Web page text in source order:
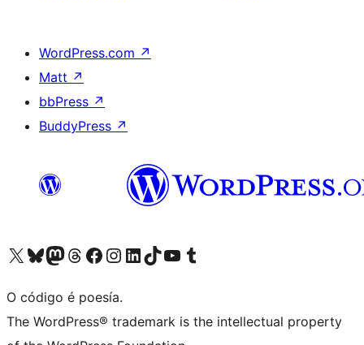
WordPress.com ↗
Matt ↗
bbPress ↗
BuddyPress ↗
Visita la cuenta de X (anteriormente Twitter)
Visita a nosa conta de Bluesky
Visita a nosa conta de Mastodon
Visita a nosa conta de Threads
Visita a nosa páxina de Facebook
Visita a nosa conta de Instagram
Visita a nosa conta de LinkedIn
Visita a nosa conta de TikTok
Visita a nosa canle de YouTube
Visita a nosa conta de Tumblr
O código é poesía.
The WordPress® trademark is the intellectual property